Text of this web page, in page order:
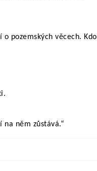
pozemských věcech. Kdo
na něm zůstává.“